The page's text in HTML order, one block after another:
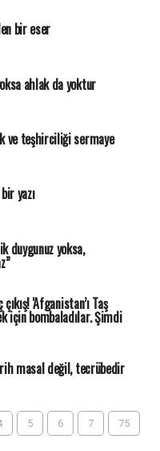
bir eser
ahlak da yoktur
ve teşhirciliği sermaye
yazı
duygunuz yoksa,
'Afganistan’ı Taş
için bombaladılar. Şimdi
masal değil, tecrübedir
5 6 7 75